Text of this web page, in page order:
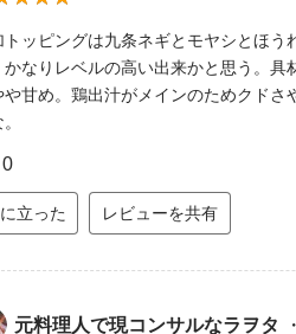
トッピングは九条ネギとモヤシとほ
かなりレベルの高い出来かと思う。
や甘め。鶏出汁がメインのためクド
0
立った レビューを共有
元料理人で現コンサルなラヲタ